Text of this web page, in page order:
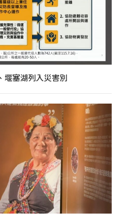
堰塞湖列入災害別